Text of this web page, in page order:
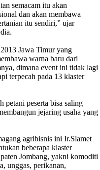
semacam itu akan
dan akan membawa
itu sendiri,” ujar
Jawa Timur yang
warna baru dari
dimana event ini tidak lagi
terpecah pada 13 klaster
petani peserta bisa saling
jejaring usaha yang
agribisnis ini Ir.Slamet
beberapa klaster
Jombang, yakni komoditi
unggas, perikanan,